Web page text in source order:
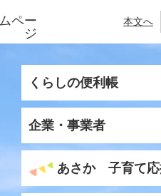
ペー
ジ
本文へ
くらしの便利帳
企業・事業者
あさか 子育て応